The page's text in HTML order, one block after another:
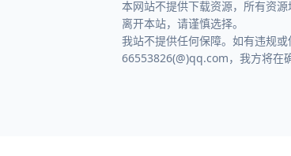
本网站不提供下载资源，所有资
离开本站，请谨慎选择。
我站不提供任何保障。如有违规
66553826(@)qq.com，我方将在